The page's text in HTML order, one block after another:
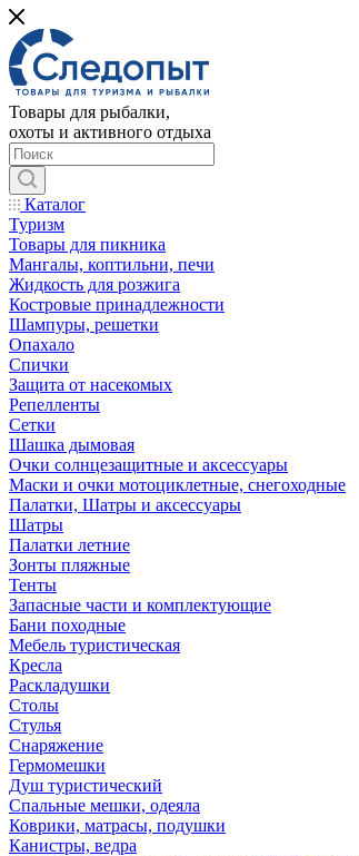
Товары для рыбалки,
охоты и активного отдыха
Каталог
Туризм
Товары для пикника
Мангалы, коптильни, печи
Жидкость для розжига
Костровые принадлежности
Шампуры, решетки
Опахало
Спички
Защита от насекомых
Репелленты
Сетки
Шашка дымовая
Очки солнцезащитные и аксессуары
Маски и очки мотоциклетные, снегоходные
Палатки, Шатры и аксессуары
Шатры
Палатки летние
Зонты пляжные
Тенты
Запасные части и комплектующие
Бани походные
Мебель туристическая
Кресла
Раскладушки
Столы
Стулья
Снаряжение
Гермомешки
Душ туристический
Спальные мешки, одеяла
Коврики, матрасы, подушки
Канистры, ведра